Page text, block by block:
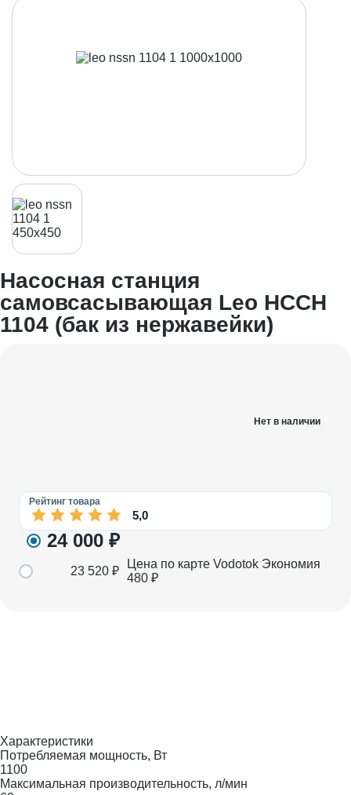
Насосная станция
самовсасывающая Leo НССН
1104 (бак из нержавейки)
Нет в наличии
Рейтинг товара
5,0
24 000 ₽
23 520 ₽
Цена по карте Vodotok Экономия
480 ₽
Характеристики
Потребляемая мощность, Вт
1100
Максимальная производительность, л/мин